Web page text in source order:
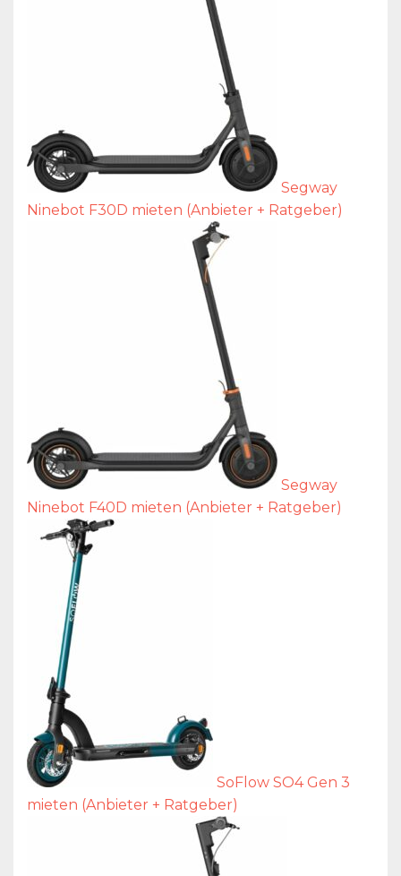
Segway
Ninebot F30D mieten (Anbieter + Ratgeber)
Segway
Ninebot F40D mieten (Anbieter + Ratgeber)
SoFlow SO4 Gen 3
mieten (Anbieter + Ratgeber)